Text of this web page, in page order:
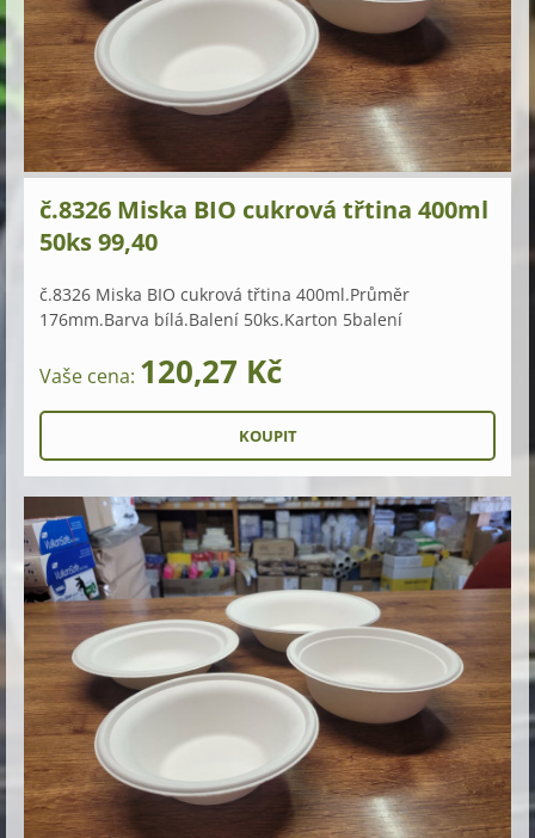
č.8326 Miska BIO cukrová třtina 400ml
50ks 99,40
č.8326 Miska BIO cukrová třtina 400ml.Průměr
176mm.Barva bílá.Balení 50ks.Karton 5balení
Vaše cena: 120,27 Kč